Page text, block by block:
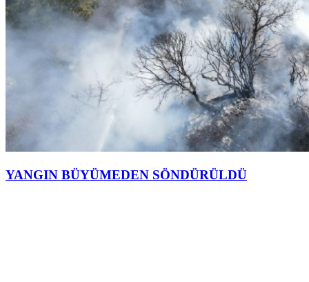
YANGIN BÜYÜMEDEN SÖNDÜRÜLDÜ